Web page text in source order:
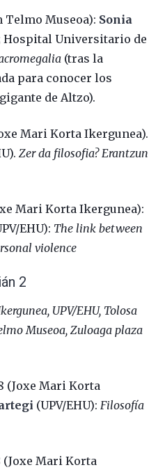
Telmo Museoa): Sonia
Hospital Universitario de
(tras la
para conocer los
de Altzo).
Mari Korta Ikergunea).
Zer da filosofia? Erantzun
Mari Korta Ikergunea):
EHU): The link between
violence
2
UPV/EHU, Tolosa
Museoa, Zuloaga plaza
(Joxe Mari Korta
(UPV/EHU): Filosofía
(Joxe Mari Korta